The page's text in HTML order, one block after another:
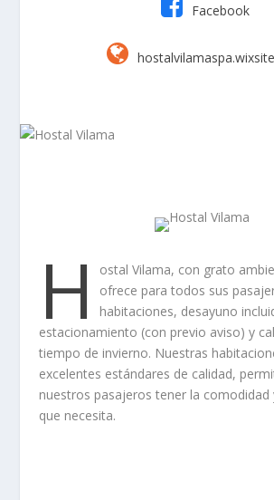
Facebook
H
ostal Vilama, con grato
ofrece para todos sus
habitaciones, desayuno
estacionamiento (con previo aviso) y
tiempo de invierno. Nuestras
excelentes estándares de calidad,
nuestros pasajeros tener la comodidad
que necesita.